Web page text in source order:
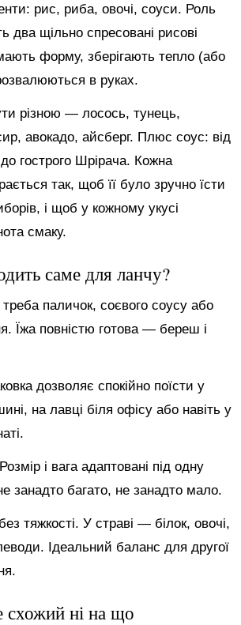
рис, риба, овочі, соуси. Роль
два щільно спресовані рисові
форму, зберігають тепло (або
в руках.
різною — лосось, тунець,
авокадо, айсберг. Плюс соус: від
до гострого Шрірача. Кожна
так, щоб її було зручно їсти
і щоб у кожному укусі
смаку.
саме для ланчу?
паличок, соєвого соусу або
Їжа повністю готова — береш і
дозволяє спокійно поїсти у
на лавці біля офісу або навіть у
і вага адаптовані під одну
занадто багато, не занадто мало.
тяжкості. У страві — білок, овочі,
Ідеальний баланс для другої
схожий ні на що